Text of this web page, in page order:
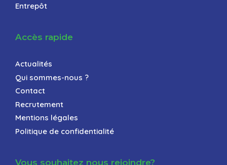
Entrepôt
Accès rapide
Actualités
Qui sommes-nous ?
Contact
Recrutement
Mentions légales
Politique de confidentialité
Vous souhaitez nous rejoindre?